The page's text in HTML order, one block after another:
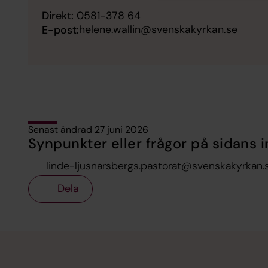
Direkt: 0581-378 64
E-post:helene.wallin@svenskakyrkan.se
Senast ändrad 27 juni 2026
Synpunkter eller frågor på sidans
linde-
Dela